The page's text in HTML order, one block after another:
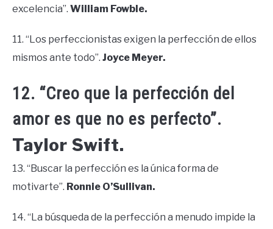
excelencia”. William Fowble.
11. “Los perfeccionistas exigen la perfección de ellos
mismos ante todo”. Joyce Meyer.
12. “Creo que la perfección del
amor es que no es perfecto”.
Taylor Swift.
13. “Buscar la perfección es la única forma de
motivarte”. Ronnie O’Sullivan.
14. “La búsqueda de la perfección a menudo impide la